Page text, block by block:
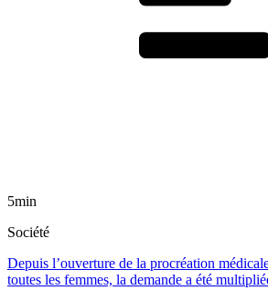
5min
Société
Depuis l’ouverture de la procréation
toutes les femmes, la demande a été